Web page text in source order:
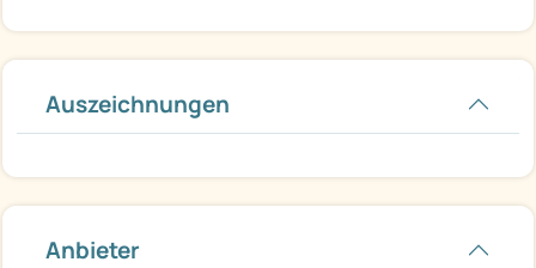
Auszeichnungen
Anbieter